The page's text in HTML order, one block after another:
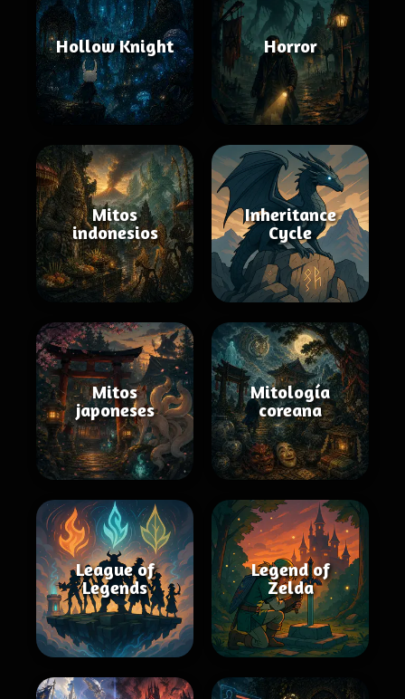
Hollow Knight Horror
Mitos
indonesios
Inheritance
Cycle
Mitos
japoneses
Mitología
coreana
League of
Legends
Legend of
Zelda